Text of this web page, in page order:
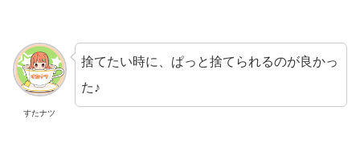
すたナツ
捨てたい時に、ぱっと捨てられるのが良かっ
た♪